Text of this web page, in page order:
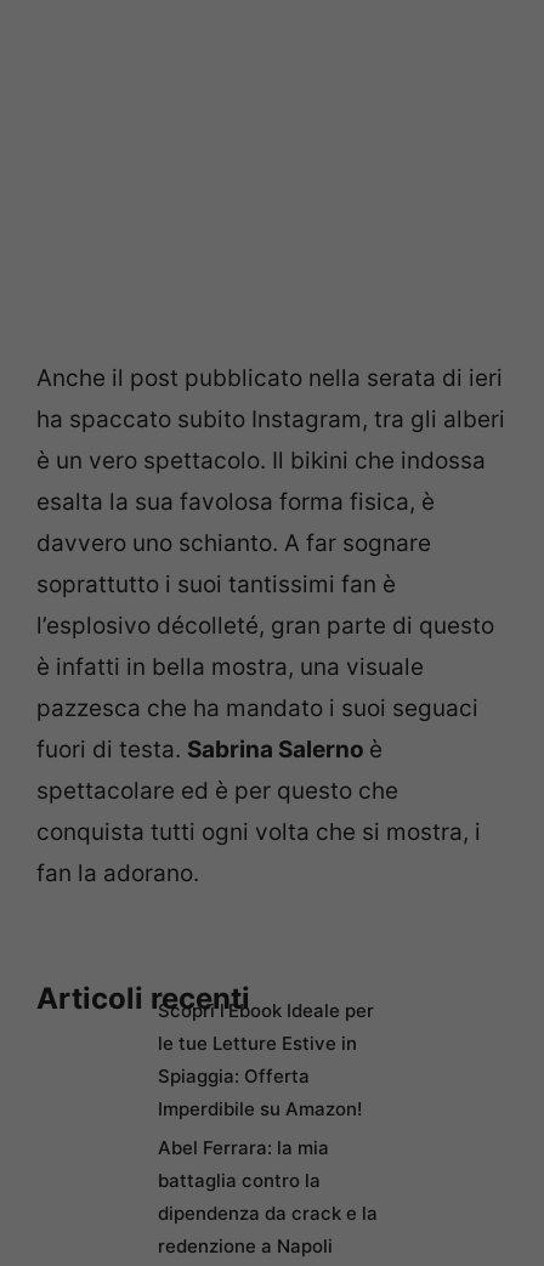
Anche il post pubblicato nella serata di ieri
ha spaccato subito Instagram, tra gli alberi
è un vero spettacolo. Il bikini che indossa
esalta la sua favolosa forma fisica, è
davvero uno schianto. A far sognare
soprattutto i suoi tantissimi fan è
l’esplosivo décolleté, gran parte di questo
è infatti in bella mostra, una visuale
pazzesca che ha mandato i suoi seguaci
fuori di testa. Sabrina Salerno è
spettacolare ed è per questo che
conquista tutti ogni volta che si mostra, i
fan la adorano.
Articoli recentiScopri l’Ebook Ideale per
le tue Letture Estive in
Spiaggia: Offerta
Imperdibile su Amazon!
Abel Ferrara: la mia
battaglia contro la
dipendenza da crack e la
redenzione a Napoli